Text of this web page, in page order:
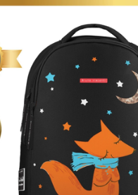
с 24-ok
место для ваших
случайных чисел